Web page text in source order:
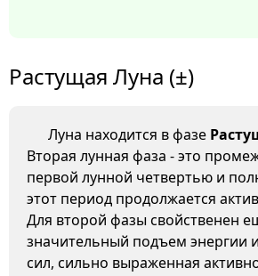
Растущая Луна (±)
Луна находится в фазе
Вторая лунная фаза - это
первой лунной четвертью и
этот период продолжается
Для второй фазы свойственен
значительный подъем энергии
сил, сильно выраженная